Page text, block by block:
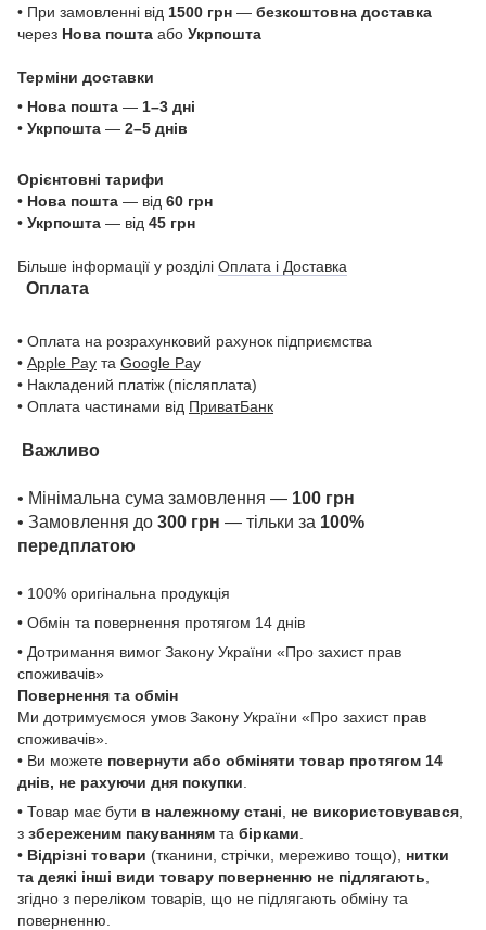
• При замовленні від 1500 грн — безкоштовна доставка
через Нова пошта або Укрпошта
Терміни доставки
• Нова пошта — 1–3 дні
• Укрпошта — 2–5 днів
Орієнтовні тарифи
• Нова пошта — від 60 грн
• Укрпошта — від 45 грн
Більше інформації у розділі Оплата і Доставка
Оплата
• Оплата на розрахунковий рахунок підприємства
• Apple Pay та Google Pay
• Накладений платіж (післяплата)
• Оплата частинами від ПриватБанк
Важливо
• Мінімальна сума замовлення — 100 грн
• Замовлення до 300 грн — тільки за 100%
передплатою
• 100% оригінальна продукція
• Обмін та повернення протягом 14 днів
• Дотримання вимог Закону України «Про захист прав
споживачів»
Повернення та обмін
Ми дотримуємося умов Закону України «Про захист прав
споживачів».
• Ви можете повернути або обміняти товар протягом 14
днів, не рахуючи дня покупки
• Товар має бути в належному стані не використовувався
з збереженим пакуванням та бірками
• Відрізні товари (тканини, стрічки, мереживо тощо), нитки
та деякі інші види товару поверненню не підлягають
згідно з переліком товарів, що не підлягають обміну та
поверненню.